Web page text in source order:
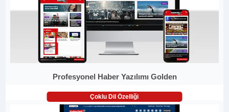
Profesyonel Haber Yazılımı Golden
Çoklu Dil Özelliği